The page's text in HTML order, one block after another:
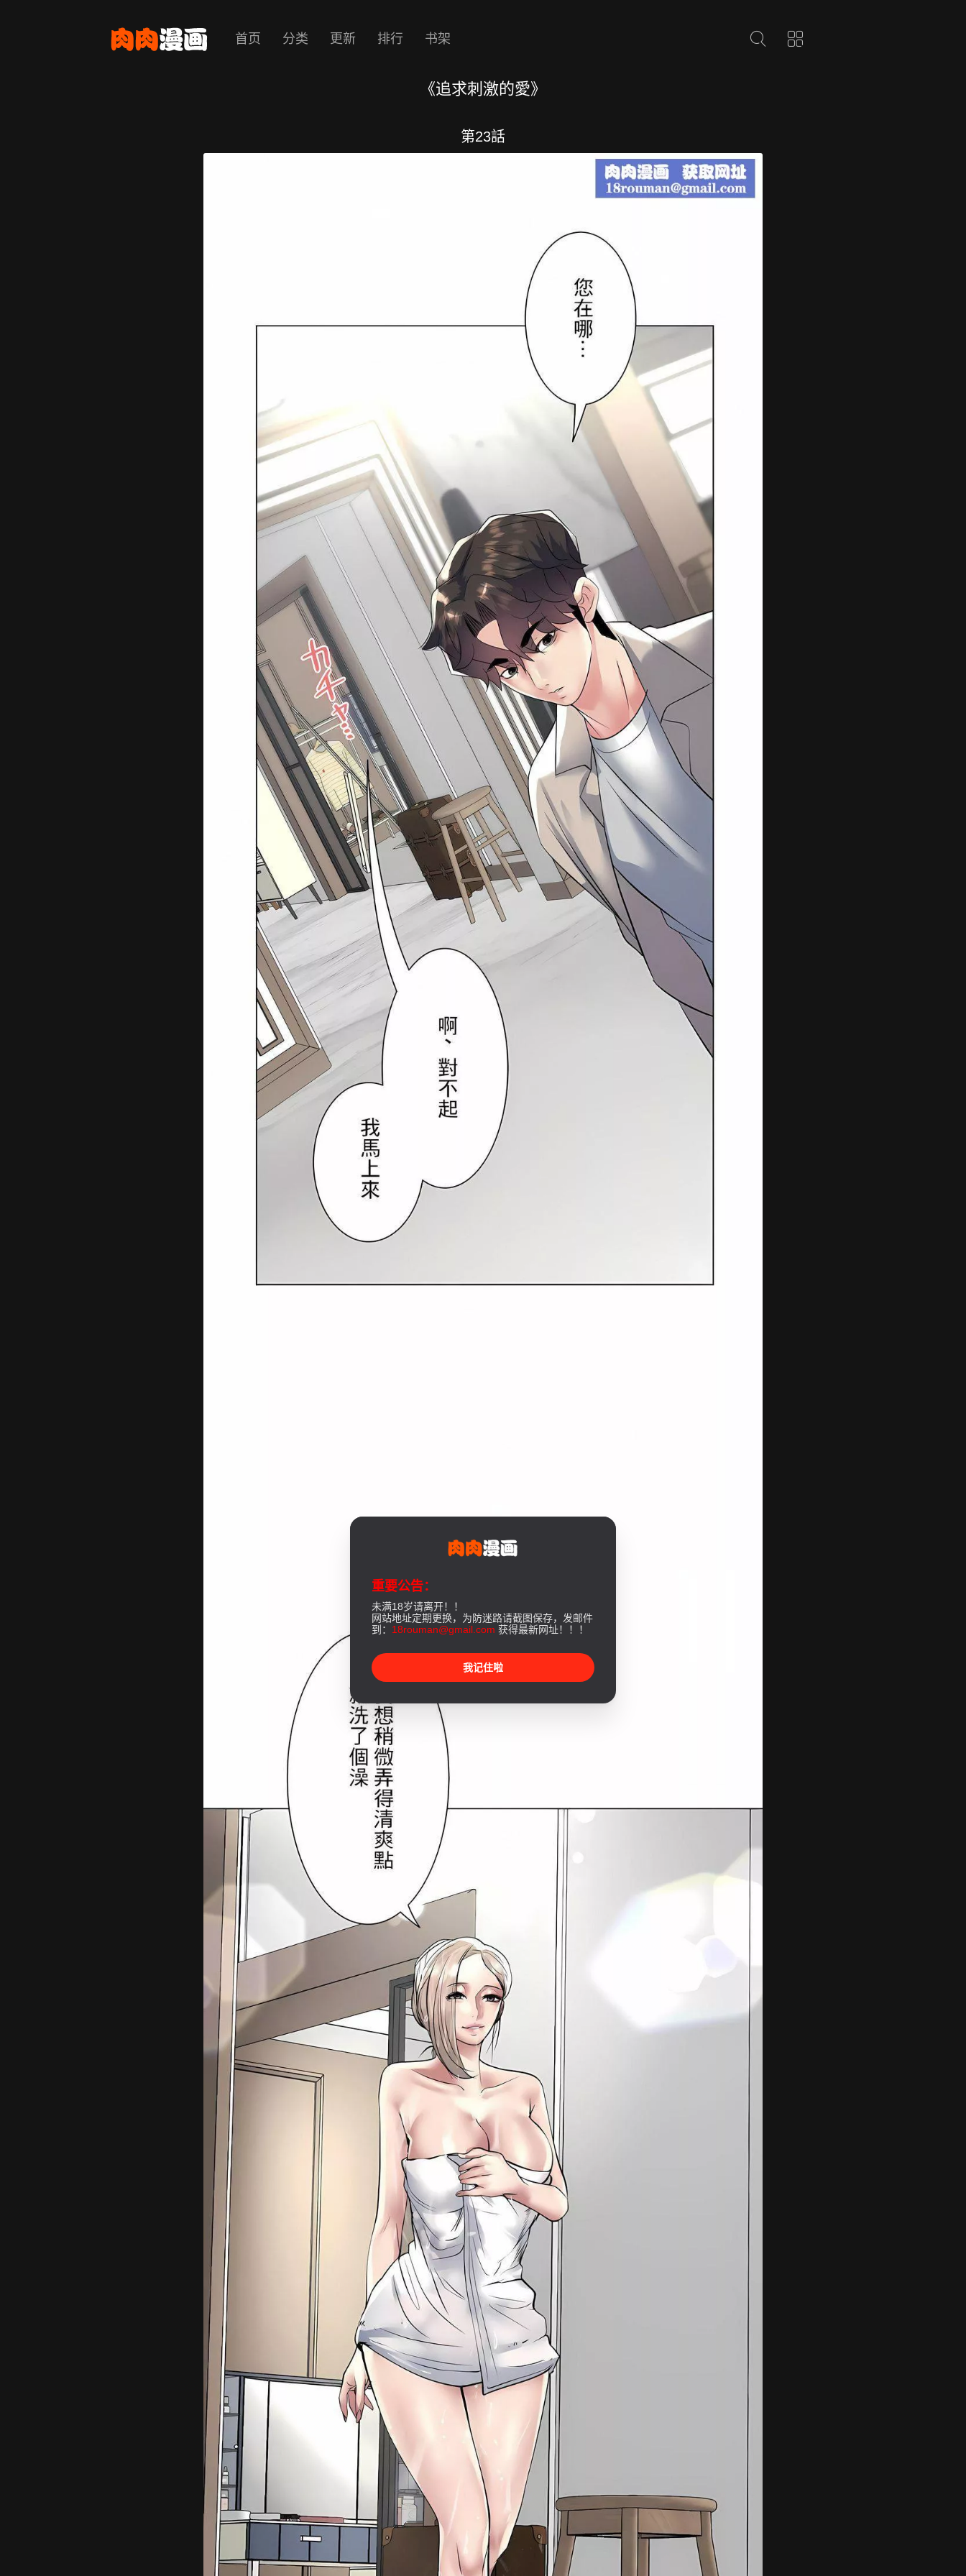
首页 分类 更新 排行 书架
《追求刺激的愛》
第23話
重要公告：
未满18岁请离开！！
网站地址定期更换，为防迷路请截图保存，发邮件
到： 18rouman@gmail.com 获得最新网址！！！
我记住啦